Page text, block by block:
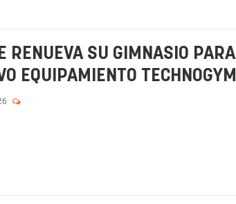
RENUEVA SU GIMNASIO PARA
EQUIPAMIENTO TECHNOGYM